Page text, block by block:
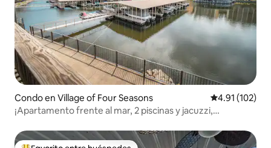
Condo en Village of Four Seasons Calificación
4.91 (102)
¡Apartamento frente al mar, 2 piscinas y jacuzzi,